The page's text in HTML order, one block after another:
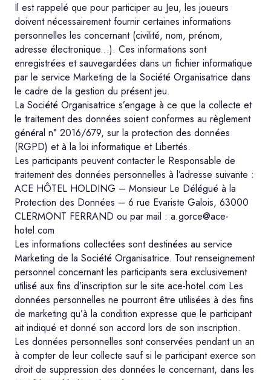
Il est rappelé que pour participer au Jeu, les joueurs
doivent nécessairement fournir certaines informations
personnelles les concernant (civilité, nom, prénom,
adresse électronique...). Ces informations sont
enregistrées et sauvegardées dans un fichier informatique
par le service Marketing de la Société Organisatrice dans
le cadre de la gestion du présent jeu.
La Société Organisatrice s’engage à ce que la collecte et
le traitement des données soient conformes au règlement
général n° 2016/679, sur la protection des données
(RGPD) et à la loi informatique et Libertés.
Les participants peuvent contacter le Responsable de
traitement des données personnelles à l’adresse suivante :
ACE HÔTEL HOLDING – Monsieur Le Délégué à la
Protection des Données – 6 rue Evariste Galois, 63000
CLERMONT FERRAND ou par mail : a.gorce@ace-
hotel.com
Les informations collectées sont destinées au service
Marketing de la Société Organisatrice. Tout renseignement
personnel concernant les participants sera exclusivement
utilisé aux fins d’inscription sur le site ace-hotel.com Les
données personnelles ne pourront être utilisées à des fins
de marketing qu’à la condition expresse que le participant
ait indiqué et donné son accord lors de son inscription.
Les données personnelles sont conservées pendant un an
à compter de leur collecte sauf si le participant exerce son
droit de suppression des données le concernant, dans les